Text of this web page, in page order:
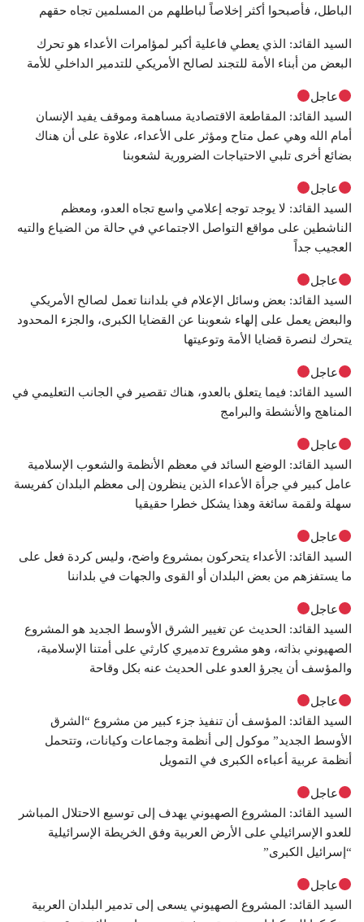
الباطل، فأصبحوا أكثر إخلاصاً لباطلهم من المسلمين تجاه حقهم
السيد القائد: الذي يعطي فاعلية أكبر لمؤامرات الأعداء هو تحرك
البعض من أبناء الأمة للتجند لصالح الأمريكي للتدمير الداخلي للأمة
عاجل
السيد القائد: المقاطعة الاقتصادية مساهمة وموقف يفيد الإنسان
أمام الله وهي عمل متاح ومؤثر على الأعداء، علاوة على أن هناك
بضائع أخرى تلبي الاحتياجات الضرورية لشعوبنا
عاجل
السيد القائد: لا يوجد توجه إعلامي واسع تجاه العدو، ومعظم
الناشطين على مواقع التواصل الاجتماعي في حالة من الضياع والتيه
العجيب جداً
عاجل
السيد القائد: بعض وسائل الإعلام في بلداننا تعمل لصالح الأمريكي
والبعض يعمل على إلهاء شعوبنا عن القضايا الكبرى، والجزء المحدود
يتحرك لنصرة قضايا الأمة وتوعيتها
عاجل
السيد القائد: فيما يتعلق بالعدو، هناك تقصير في الجانب التعليمي في
المناهج والأنشطة والبرامج
عاجل
السيد القائد: الوضع السائد في معظم الأنظمة والشعوب الإسلامية
عامل كبير في جرأة الأعداء الذين ينظرون إلى معظم البلدان كفريسة
سهلة ولقمة سائغة وهذا يشكل خطرا حقيقيا
عاجل
السيد القائد: الأعداء يتحركون بمشروع واضح، وليس كردة فعل على
ما يستفزهم من بعض البلدان أو القوى والجهات في بلداننا
عاجل
السيد القائد: الحديث عن تغيير الشرق الأوسط الجديد هو المشروع
الصهيوني بذاته، وهو مشروع تدميري كارثي على أمتنا الإسلامية،
والمؤسف أن يجرؤ العدو على الحديث عنه بكل وقاحة
عاجل
السيد القائد: المؤسف أن تنفيذ جزء كبير من مشروع “الشرق
الأوسط الجديد” موكول إلى أنظمة وجماعات وكيانات، وتتحمل
أنظمة عربية أعباءه الكبرى في التمويل
عاجل
السيد القائد: المشروع الصهيوني يهدف إلى توسيع الاحتلال المباشر
للعدو الإسرائيلي على الأرض العربية وفق الخريطة الإسرائيلية
“إسرائيل الكبرى”
عاجل
السيد القائد: المشروع الصهيوني يسعى إلى تدمير البلدان العربية